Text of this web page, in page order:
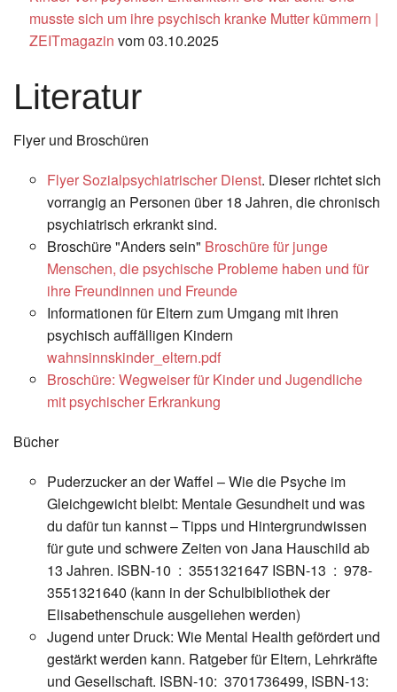
musste sich um ihre psychisch kranke Mutter kümmern |
ZEITmagazin vom 03.10.2025
Literatur
Flyer und Broschüren
Flyer Sozialpsychiatrischer Dienst. Dieser richtet sich
vorrangig an Personen über 18 Jahren, die chronisch
psychiatrisch erkrankt sind.
Broschüre "Anders sein" Broschüre für junge
Menschen, die psychische Probleme haben und für
ihre Freundinnen und Freunde
Informationen für Eltern zum Umgang mit ihren
psychisch auffälligen Kindern
wahnsinnskinder_eltern.pdf
Broschüre: Wegweiser für Kinder und Jugendliche
mit psychischer Erkrankung
Bücher
Puderzucker an der Waffel – Wie die Psyche im
Gleichgewicht bleibt: Mentale Gesundheit und was
du dafür tun kannst – Tipps und Hintergrundwissen
für gute und schwere Zeiten von Jana Hauschild ab
13 Jahren. ISBN-10 ‏ : ‎ 3551321647 ISBN-13 ‏ : ‎ 978-
3551321640 (kann in der Schulbibliothek der
Elisabethenschule ausgeliehen werden)
Jugend unter Druck: Wie Mental Health gefördert und
gestärkt werden kann. Ratgeber für Eltern, Lehrkräfte
und Gesellschaft. ISBN-10: ‎ 3701736499, ISBN-13: